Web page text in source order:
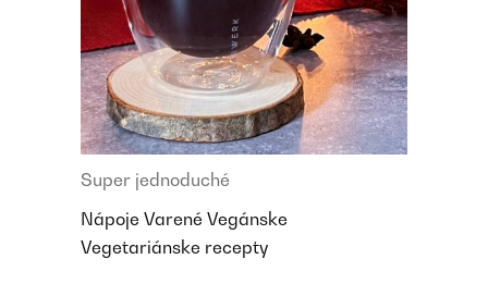
Super jednoduché
Nápoje Varené Vegánske
Vegetariánske recepty